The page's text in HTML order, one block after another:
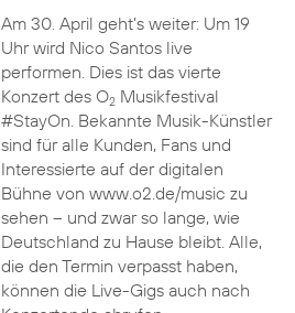
Am 30. April geht’s weiter: Um 19
Uhr wird Nico Santos live
performen. Dies ist das vierte
Konzert des O2Musikfestival
#StayOn. Bekannte Musik-Künstler
sind für alle Kunden, Fans und
Interessierte auf der digitalen
Bühne von www.o2.de/music zu
sehen – und zwar so lange, wie
Deutschland zu Hause bleibt. Alle,
die den Termin verpasst haben,
können die Live-Gigs auch nach